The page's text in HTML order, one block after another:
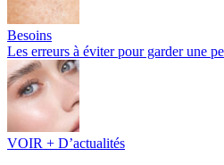
Besoins
Les erreurs à éviter pour garder une
VOIR + D’actualités